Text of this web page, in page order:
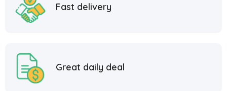
Fast delivery
Great daily deal